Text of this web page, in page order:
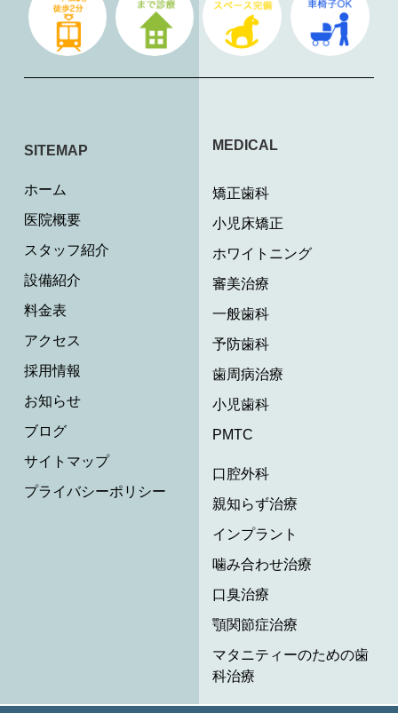
SITEMAP
ホーム
医院概要
スタッフ紹介
設備紹介
料金表
アクセス
採用情報
お知らせ
ブログ
サイトマップ
プライバシーポリシー
MEDICAL
矯正歯科
小児床矯正
ホワイトニング
審美治療
一般歯科
予防歯科
歯周病治療
小児歯科
PMTC
口腔外科
親知らず治療
インプラント
噛み合わせ治療
口臭治療
顎関節症治療
マタニティーのための歯
科治療